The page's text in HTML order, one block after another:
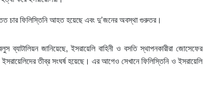
চার ফিলিস্তিনি আহত হয়েছে এবং দু’জনের অবস্থা গুরুতর।
ব্যাটালিয়ন জানিয়েছে, ইসরায়েলি বাহিনী ও বসতি স্থাপনকারীরা জোসেফের
তীব্র সংঘর্ষ হয়েছে। এর আগেও সেখানে ফিলিস্তিনি ও ইসরায়েলি